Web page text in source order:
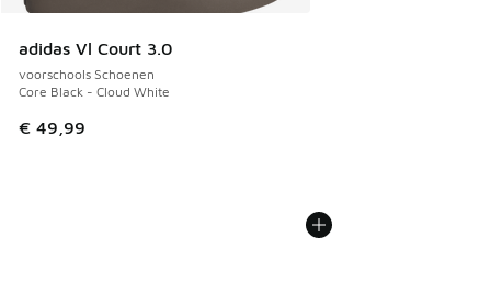
adidas Vl Court 3.0
voorschools Schoenen
Core Black - Cloud White
€ 49,99